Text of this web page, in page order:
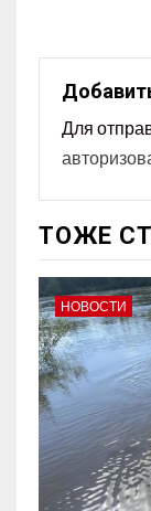
Для
ТОЖЕ
НОВОСТИ